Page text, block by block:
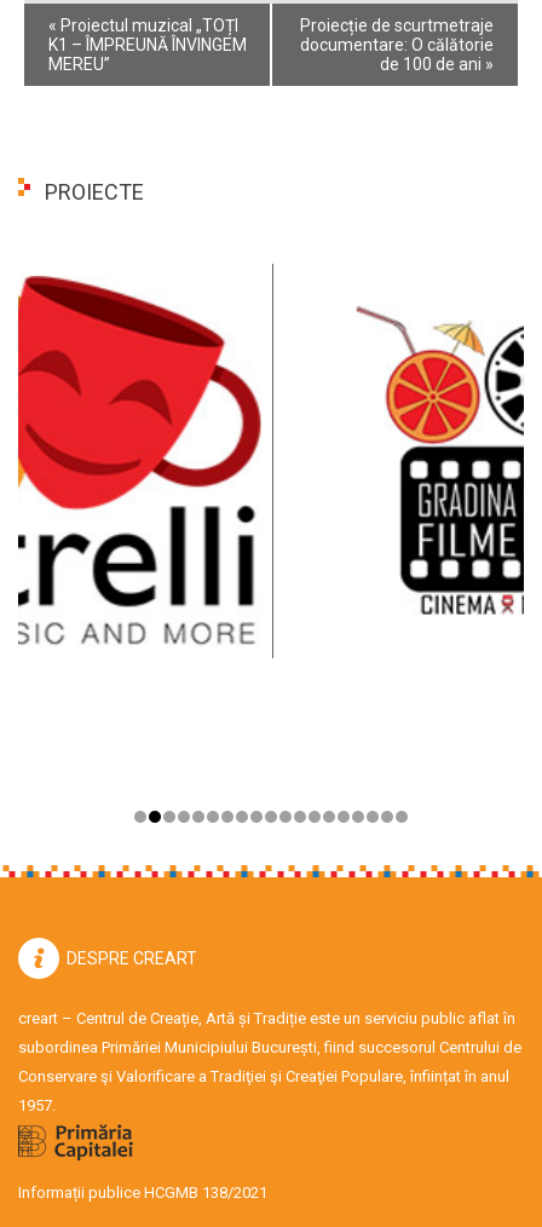
Event
Navigation
« Proiectul muzical „TOȚI
K1 – ÎMPREUNĂ ÎNVINGEM
MEREU”
Proiecție de scurtmetraje
documentare: O călătorie
de 100 de ani »
PROIECTE
DESPRE CREART
creart – Centrul de Creație, Artă și Tradiție este un serviciu public aflat în
subordinea Primăriei Municipiului București, fiind succesorul Centrului de
Conservare şi Valorificare a Tradiţiei şi Creaţiei Populare, înființat în anul
1957.
Informații publice HCGMB 138/2021